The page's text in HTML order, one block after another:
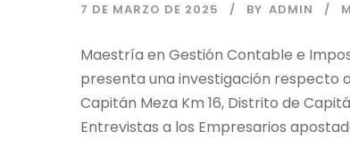
7 DE MARZO DE 2025 BY ADMIN
Maestría en Gestión Contable e
presenta una investigación respecto
Capitán Meza Km 16, Distrito de
Entrevistas a los Empresarios